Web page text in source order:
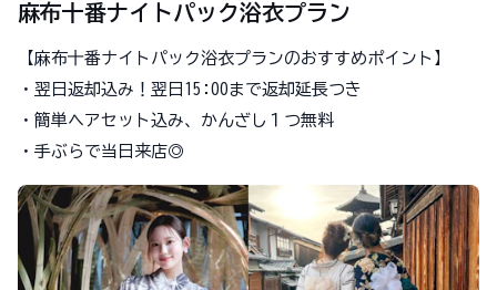
麻布十番ナイトパック浴衣プラン
【麻布十番ナイトパック浴衣プランのおすすめポイント】
・翌日返却込み！翌日15:00まで返却延長つき
・簡単ヘアセット込み、かんざし１つ無料
・手ぶらで当日来店◎